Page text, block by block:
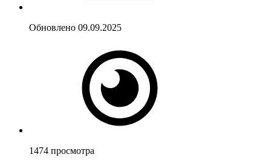
Обновлено 09.09.2025
1474 просмотра